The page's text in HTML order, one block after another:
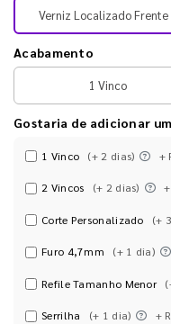
Verniz Localizado Frente
Acabamento
1 Vinco
Gostaria de adicionar
1 Vinco (+ 2 dias) +
2 Vincos (+ 2 dias)
Corte Personalizado (+
Furo 4,7mm (+ 1 dia)
Refile Tamanho Menor
Serrilha (+ 1 dia) +